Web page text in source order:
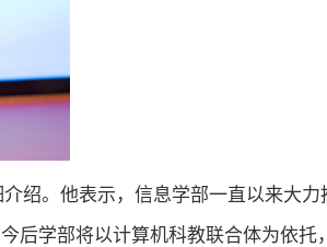
绍。他表示，信息学部一直以来大力
后学部将以计算机科教联合体为依托